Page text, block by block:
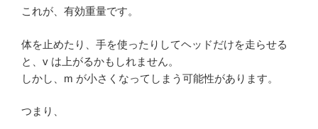
これが、有効重量です。
体を止めたり、手を使ったりしてヘッドだけを走らせる
と、v は上がるかもしれません。
しかし、m が小さくなってしまう可能性があります。
つまり、